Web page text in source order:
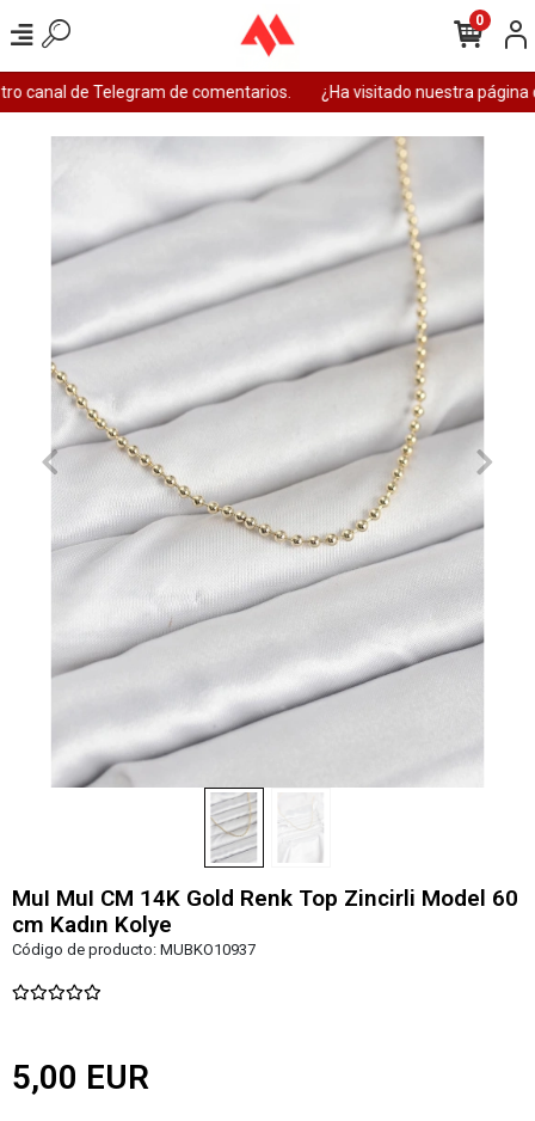
canal de Telegram de comentarios. ¿Ha visitado nuestra página
0
MuI MuI CM 14K Gold Renk Top Zincirli Model 60
cm Kadın Kolye
Código de producto: MUBKO10937
5,00 EUR